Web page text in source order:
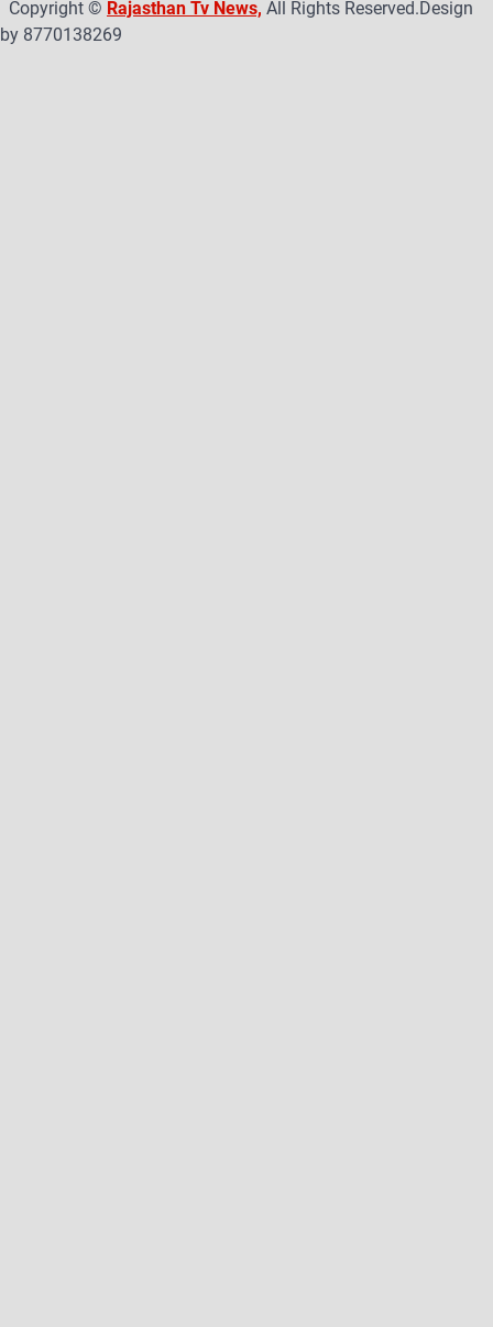
o m
b
Copyright © Rajasthan Tv News, All Rights Reserved.Design
by 8770138269